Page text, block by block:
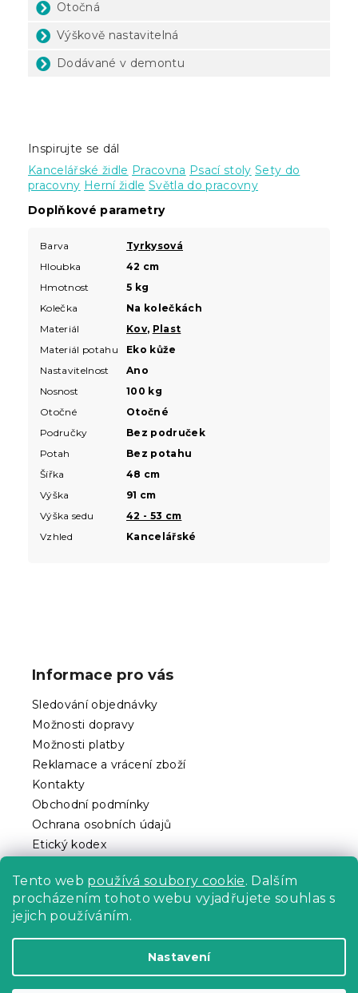
Tento web používá soubory cookie. Dalším
procházením tohoto webu vyjadřujete souhlas s
jejich používáním.
Nastavení
Otočná
Výškově nastavitelná
Dodávané v demontu
Inspirujte se dál
Kancelářské židle Pracovna Psací stoly Sety do
pracovny Herní židle Světla do pracovny
Doplňkové parametry
Barva
Tyrkysová
Hloubka
42 cm
Hmotnost
5 kg
Kolečka
Na kolečkách
Materiál
Kov, Plast
Materiál potahu
Eko kůže
Nastavitelnost
Ano
Nosnost
100 kg
Otočné
Otočné
Područky
Bez područek
Potah
Bez potahu
Šířka
48 cm
Výška
91 cm
Výška sedu
42 - 53 cm
Vzhled
Kancelářské
Informace pro vás
Sledování objednávky
Možnosti dopravy
Možnosti platby
Reklamace a vrácení zboží
Kontakty
Obchodní podmínky
Ochrana osobních údajů
Etický kodex